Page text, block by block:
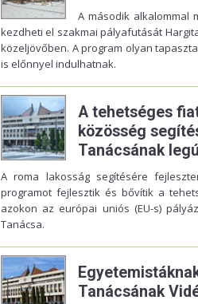
A második alkalommal
kezdheti el szakmai pályafutását
közeljövőben. A program olyan
is előnnyel indulhatnak.
A tehetséges
közösség
Tanácsának
A roma lakosság segítésére
programot fejlesztik és bővítik a
azokon az európai uniós (EU-s)
Tanácsa.
Tanácsának